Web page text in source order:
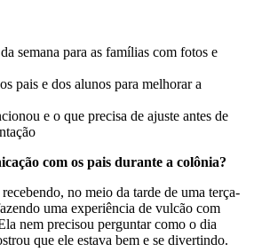
semana para as famílias com fotos e
pais e dos alunos para melhorar a
e o que precisa de ajuste antes de
com os pais durante a colônia?
no meio da tarde de uma terça-
uma experiência de vulcão com
nem precisou perguntar como o dia
que ele estava bem e se divertindo.